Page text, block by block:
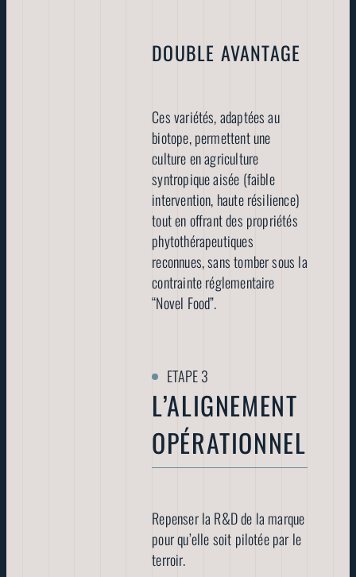
DOUBLE AVANTAGE
Ces variétés, adaptées au
biotope, permettent une
culture en agriculture
syntropique aisée (faible
intervention, haute résilience)
tout en offrant des propriétés
phytothérapeutiques
reconnues, sans tomber sous la
contrainte réglementaire
“Novel Food”.
L’ALIGNEMENT
OPÉRATIONNEL
Repenser la R&D de la marque
pour qu’elle soit pilotée par le
terroir.